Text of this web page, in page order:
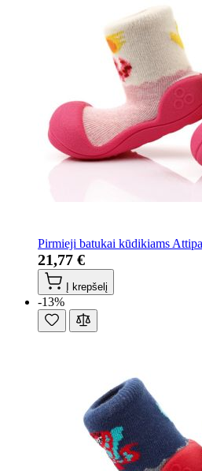
Pirmieji batukai kūdikiams
21,77 €
Į krepšelį
-13%